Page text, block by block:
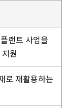
랜트 사업을
원
로 재활용하는